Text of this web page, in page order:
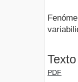
PDF